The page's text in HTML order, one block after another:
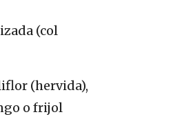
(col
(hervida),
o frijol